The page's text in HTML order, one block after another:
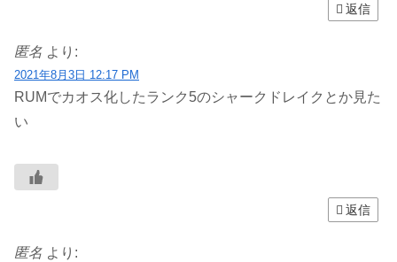
返信
匿名 より:
2021年8月3日 12:17 PM
RUMでカオス化したランク5のシャークドレイクとか見た
い
返信
匿名 より: